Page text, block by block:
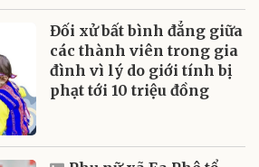
Đối xử bất bình đẳng giữa
các thành viên trong gia
đình vì lý do giới tính bị
phạt tới 10 triệu đồng